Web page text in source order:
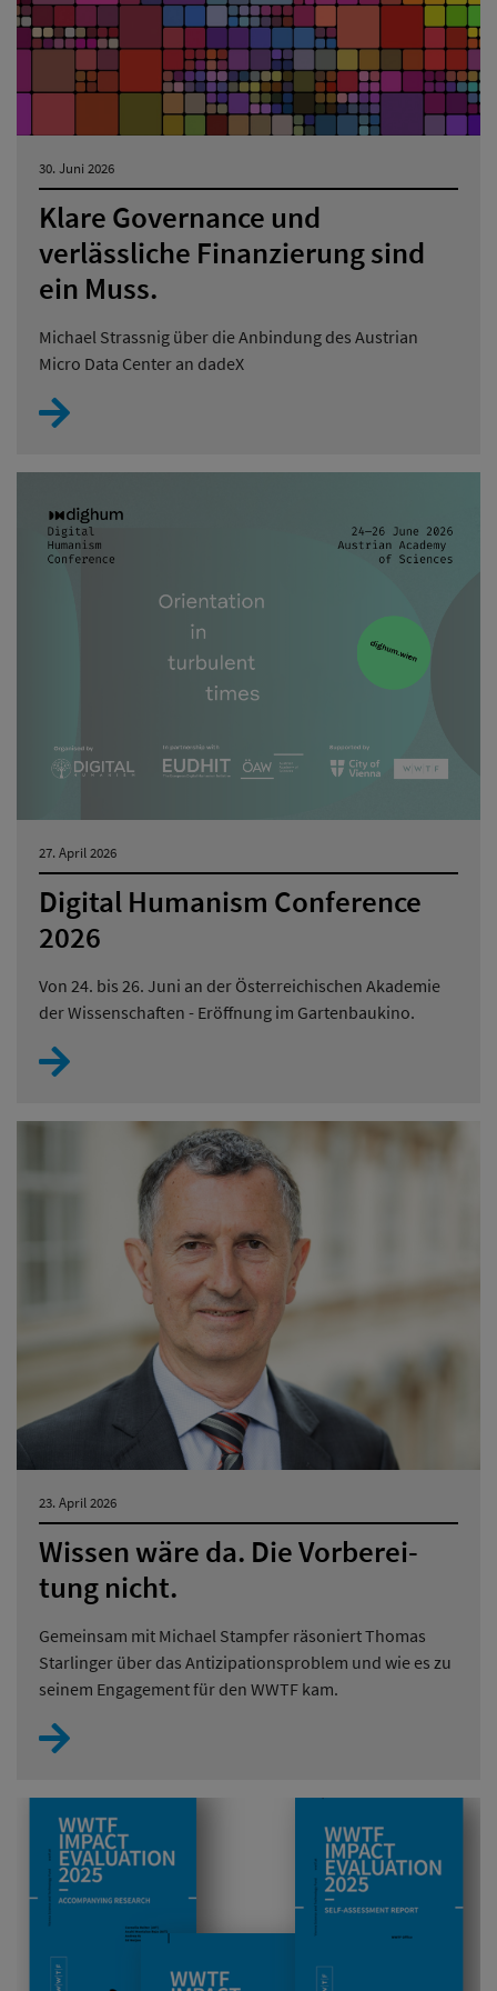
30. Juni 2026
Klare Governance und
verlässliche Finanzierung sind
ein Muss.
Michael Strassnig über die Anbindung des Austrian
Micro Data Center an dadeX
27. April 2026
Digital Humanism Conference
2026
Von 24. bis 26. Juni an der Österreichischen Akademie
der Wissenschaften - Eröffnung im Gartenbaukino.
23. April 2026
Wis­sen wäre da. Die Vor­be­rei­
tung nicht.
Gemeinsam mit Michael Stampfer räsoniert Tho­mas
Star­lin­ger über das Antizipationsproblem und wie es zu
seinem Engagement für den WWTF kam.